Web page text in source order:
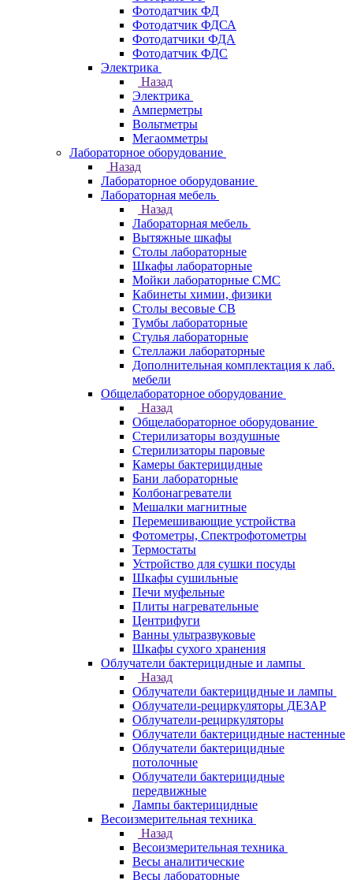
Фотодатчик ФД
Фотодатчик ФДСА
Фотодатчики ФДА
Фотодатчик ФДС
Электрика
Назад
Электрика
Амперметры
Вольтметры
Мегаомметры
Лабораторное оборудование
Назад
Лабораторное оборудование
Лабораторная мебель
Назад
Лабораторная мебель
Вытяжные шкафы
Столы лабораторные
Шкафы лабораторные
Мойки лабораторные СМС
Кабинеты химии, физики
Столы весовые СВ
Тумбы лабораторные
Стулья лабораторные
Стеллажи лабораторные
Дополнительная комплектация к лаб.
мебели
Общелабораторное оборудование
Назад
Общелабораторное оборудование
Стерилизаторы воздушные
Стерилизаторы паровые
Камеры бактерицидные
Бани лабораторные
Колбонагреватели
Мешалки магнитные
Перемешивающие устройства
Фотометры, Спектрофотометры
Термостаты
Устройство для сушки посуды
Шкафы сушильные
Печи муфельные
Плиты нагревательные
Центрифуги
Ванны ультразвуковые
Шкафы сухого хранения
Облучатели бактерицидные и лампы
Назад
Облучатели бактерицидные и лампы
Облучатели-рециркуляторы ДЕЗАР
Облучатели-рециркуляторы
Облучатели бактерицидные настенные
Облучатели бактерицидные
потолочные
Облучатели бактерицидные
передвижные
Лампы бактерицидные
Весоизмерительная техника
Назад
Весоизмерительная техника
Весы аналитические
Весы лабораторные